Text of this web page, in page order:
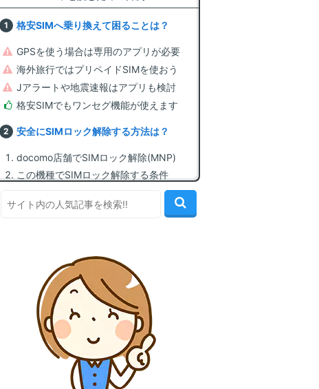
格安SIMへ乗り換えて困ることは？
GPSを使う場合は専用のアプリが必要
海外旅行ではプリペイドSIMを使おう
Jアラートや地震速報はアプリも検討
格安SIMでもワンセグ機能が使えます
安全にSIMロック解除する方法は？
docomo店舗でSIMロック解除(MNP)
この機種でSIMロック解除する条件
自分でSIMロック解除する方法(無料)
格安SIMに契約してSIMカードを入手
1位: mineo(マイネオ) [顧客満足度1位]
2位: IIJmio(みおふぉん) [最安値水準]
3位: イオンモバイル [60歳以上割引]
[非公式] その他SIMロック解除の質問